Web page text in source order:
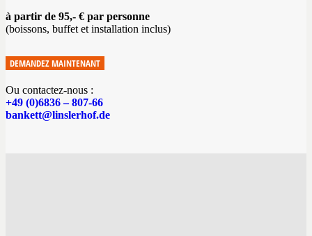
à partir de 95,- € par personne
(boissons, buffet et installation inclus)
DEMANDEZ MAINTENANT
Ou contactez-nous :
+49 (0)6836 – 807-66
bankett@linslerhof.de